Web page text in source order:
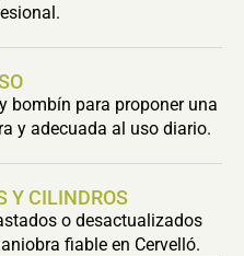
bombín para proponer una
y adecuada al uso diario.
Y CILINDROS
o desactualizados
fiable en Cervelló.